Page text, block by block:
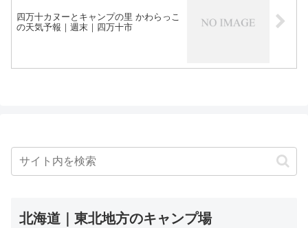
四万十カヌーとキャンプの里 かわらっこ
の天気予報｜週末｜四万十市
北海道｜東北地方のキャンプ場